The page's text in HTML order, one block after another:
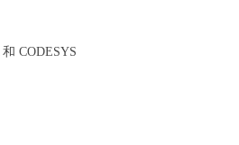
CODESYS